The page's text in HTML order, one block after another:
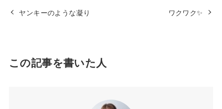
ヤンキーのような凝り ワクワク✨
この記事を書いた人